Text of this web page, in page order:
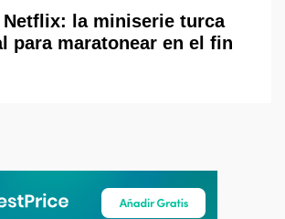
Netflix: la miniserie turca
para maratonear en el fin